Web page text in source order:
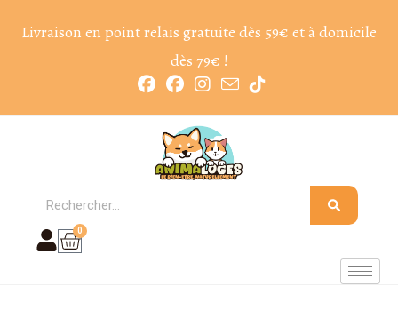
Livraison en point relais gratuite dès 59€ et à domicile
dès 79€ !
0